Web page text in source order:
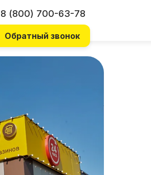
8 (800) 700-63-78
Обратный звонок